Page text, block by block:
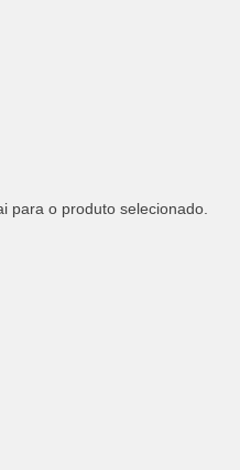
para o produto selecionado.